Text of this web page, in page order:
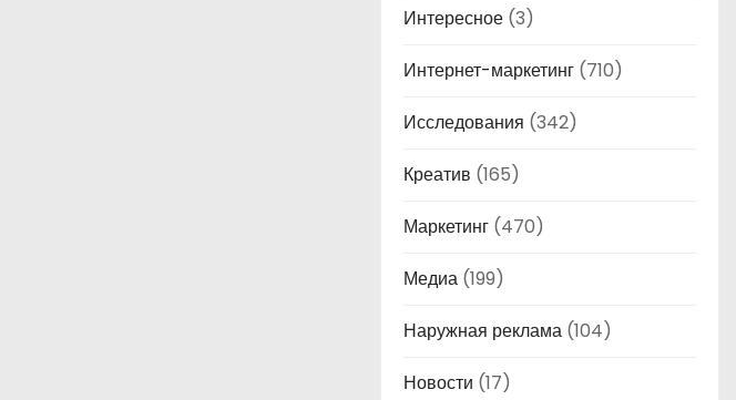
Интересное (3)
Интернет-маркетинг (710)
Исследования (342)
Креатив (165)
Маркетинг (470)
Медиа (199)
Наружная реклама (104)
Новости (17)